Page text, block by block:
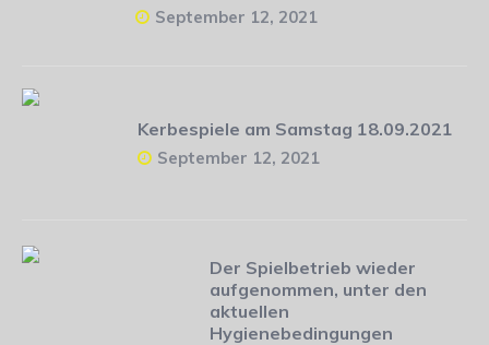
September 12, 2021
Kerbespiele am Samstag 18.09.2021
September 12, 2021
Der Spielbetrieb wieder
aufgenommen, unter den
aktuellen
Hygienebedingungen